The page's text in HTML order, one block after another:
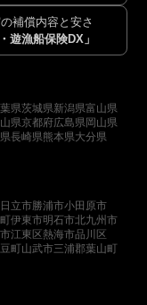
補償内容と安さ
遊漁船保険DX」
県茨城県新潟県富山県
県京都府広島県岡山県
長崎県熊本県大分県
日立市勝浦市小田原市
伊東市明石市北九州市
江東区熱海市品川区
町山武市三浦郡葉山町